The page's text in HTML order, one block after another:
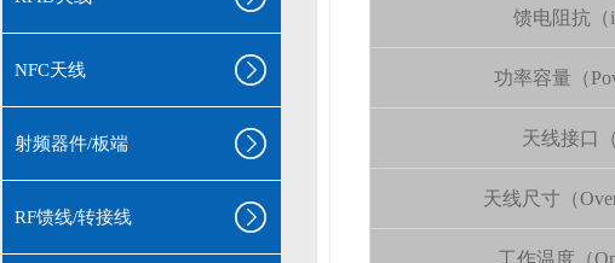
NFC天线
射频器件/板端
RF馈线/转接线
馈电阻抗（
功率容量（
天线接口（
天线尺寸（
工作温度（